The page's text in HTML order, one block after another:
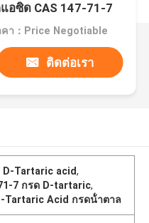
อซิด CAS 147-71-7
คา：Price Negotiable
ติดต่อเรา
D-Tartaric acid,
7 กรด D-tartaric,
Tartaric Acid กรดน้ําตาล